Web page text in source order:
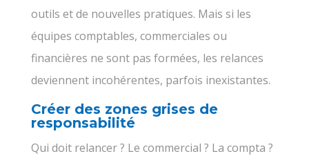
outils et de nouvelles pratiques. Mais si les
équipes comptables, commerciales ou
financières ne sont pas formées, les relances
deviennent incohérentes, parfois inexistantes.
Créer des zones grises de
responsabilité
Qui doit relancer ? Le commercial ? La compta ?